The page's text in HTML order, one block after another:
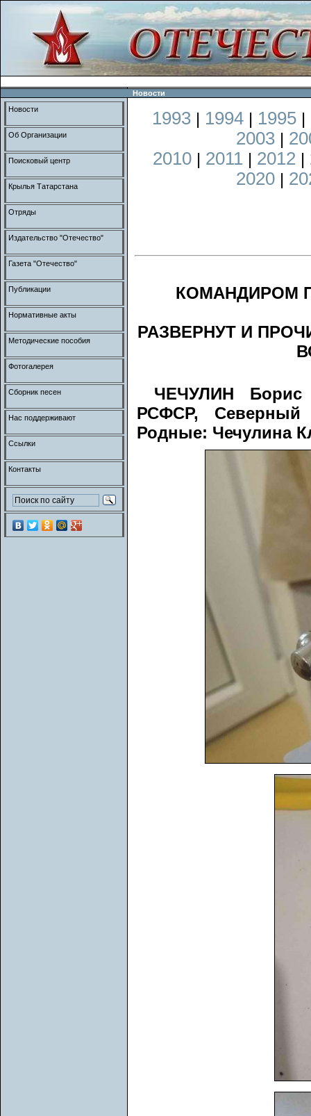
Новости
1993 | 1994 | 1995 |
2003 |
2010 | 2011 | 2012 |
2020 |
КОМАНДИРОМ
РАЗВЕРНУТ И
ЧЕЧУЛИН Борис
РСФСР, Северный
Родные: Чечулина
Новости
Об Организации
Поисковый центр
Крылья Татарстана
Отряды
Издательство "Отечество"
Газета "Отечество"
Публикации
Нормативные акты
Методические пособия
Фотогалерея
Сборник песен
Нас поддерживают
Ссылки
Контакты